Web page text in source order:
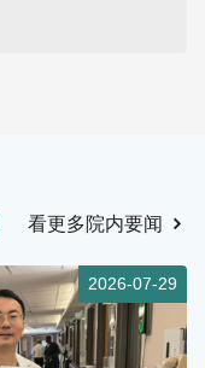
看更多院内要闻
2026-07-29